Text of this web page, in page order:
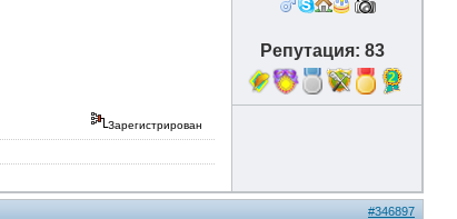
Репутация: 83
2
Зарегистрирован
#346897